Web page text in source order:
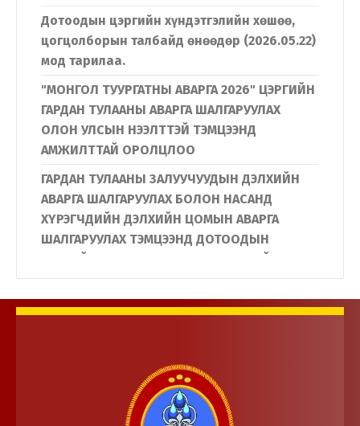
Дотоодын цэргийн хүндэтгэлийн хөшөө,
цогцолборын талбайд өнөөдөр (2026.05.22)
мод тарилаа.
"МОНГОЛ ТУУРГАТНЫ АВАРГА 2026" ЦЭРГИЙН
ГАРДАН ТУЛААНЫ АВАРГА ШАЛГАРУУЛАХ
ОЛОН УЛСЫН НЭЭЛТТЭЙ ТЭМЦЭЭНД
АМЖИЛТТАЙ ОРОЛЦЛОО
ГАРДАН ТУЛААНЫ ЗАЛУУЧУУДЫН ДЭЛХИЙН
АВАРГА ШАЛГАРУУЛАХ БОЛОН НАСАНД
ХҮРЭГЧДИЙН ДЭЛХИЙН ЦОМЫН АВАРГА
ШАЛГАРУУЛАХ ТЭМЦЭЭНД ДОТООДЫН
ЦЭРГИЙН АЛБА ХААГЧИД АМЖИЛТТАЙ